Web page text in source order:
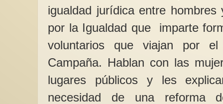
igualdad jurídica entre
por la Igualdad que imparte
voluntarios que viajan por
Campaña. Hablan con las
lugares públicos y les
necesidad de una reforma